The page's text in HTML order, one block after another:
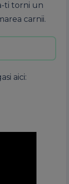
ti torni un
carnii.
aici: